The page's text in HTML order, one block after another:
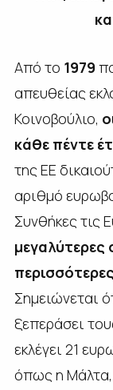
Από το 1979
απευθείας
Κοινοβούλιο,
κάθε πέντε
της ΕΕ
αριθμό
Συνθήκες τις
Σημειώνεται
ξεπεράσει
εκλέγει 21
όπως η Μάλτα,